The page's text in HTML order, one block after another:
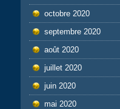
octobre 2020
septembre 2020
août 2020
juillet 2020
juin 2020
mai 2020